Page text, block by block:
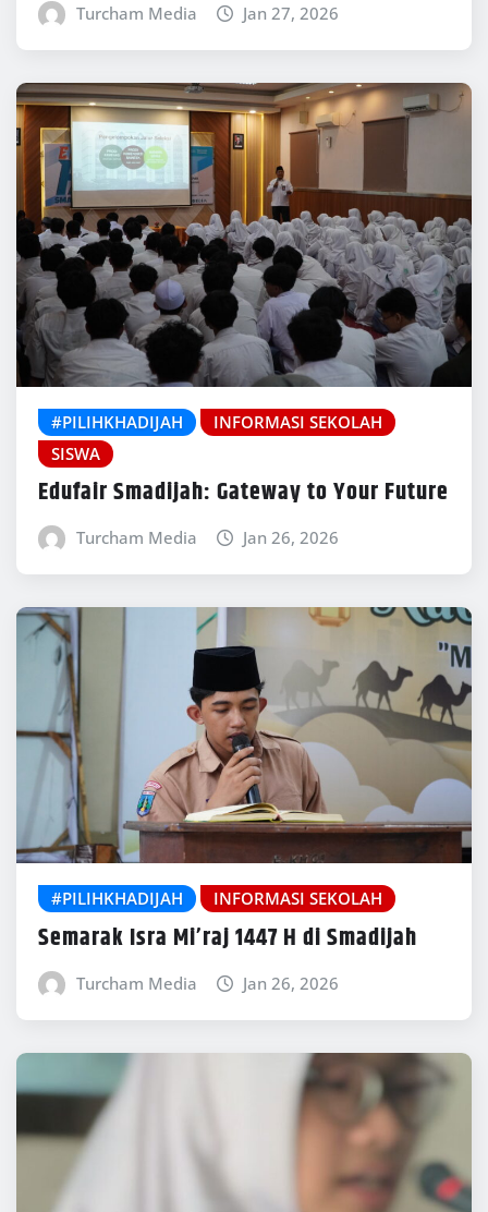
Turcham Media Jan 27, 2026
#PILIHKHADIJAH
INFORMASI SEKOLAH
SISWA
Edufair Smadijah: Gateway to Your Future
Turcham Media Jan 26, 2026
#PILIHKHADIJAH INFORMASI SEKOLAH
Semarak Isra Mi’raj 1447 H di Smadijah
Turcham Media Jan 26, 2026